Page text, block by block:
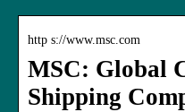
http s://www.msc.com
MSC: Global
Shipping